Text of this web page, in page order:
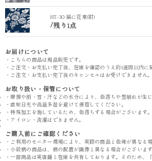
HT-30 縞に花束(紺)
/残り1点
お届けについて
・こちらの商品は現品販売です。
・ご注文・お支払い完了後、在庫を確認のうえ約1週間以内に
・ご注文・お支払い完了後のキャンセルはお受けできません。
お取り扱い・保管について
・摩擦や雨・雪・汗などの水分により、色落ちや型崩れが生
・直射日光や高温多湿を避けて保管してください。
・特殊加工を施しているため、色落ちする場合がございます。
・アイロン・洗濯はできません。
ご購入前にご確認ください
・ご利用のモニター環境により、実際の商品と色味が異なる
・小紋柄の商品は、柄の配置が画像と異なる場合がございます
・一部商品は実店舗と在庫を共有しております。そのため